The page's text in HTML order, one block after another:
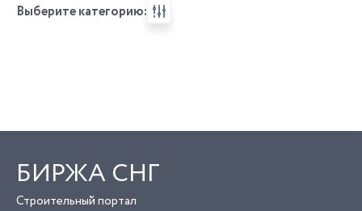
Выберите категорию:
БИРЖА СНГ
Строительный портал